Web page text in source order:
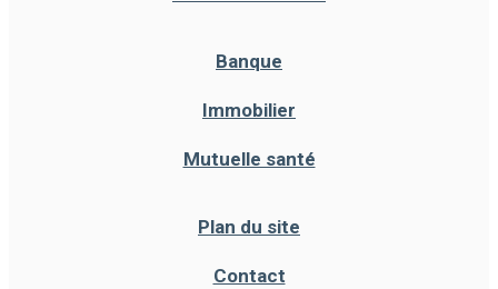
Banque
Immobilier
Mutuelle santé
Plan du site
Contact